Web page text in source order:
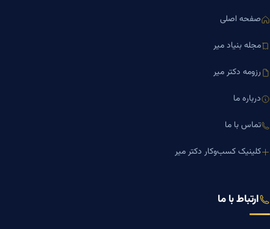
صفحه اصلی
مجله بنیاد میر
رزومه دکتر میر
درباره ما
تماس با ما
کلینیک کسب‌وکار دکتر میر
ارتباط با ما